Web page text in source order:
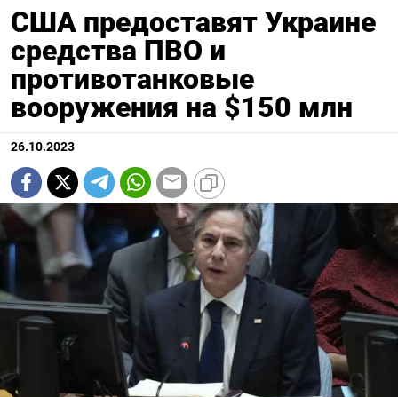
США предоставят Украине
средства ПВО и
противотанковые
вооружения на $150 млн
26.10.2023